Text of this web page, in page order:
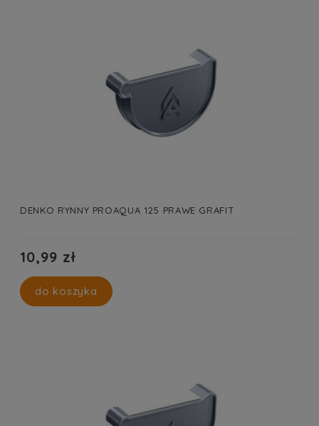
DENKO RYNNY PROAQUA 125 PRAWE GRAFIT
10,99 zł
do koszyka